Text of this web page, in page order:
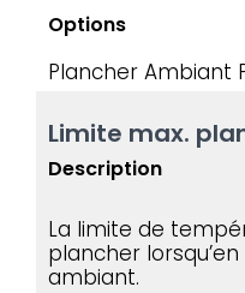
Options
Plancher Ambiant
Limite max.
Description
La limite de
plancher
ambiant.